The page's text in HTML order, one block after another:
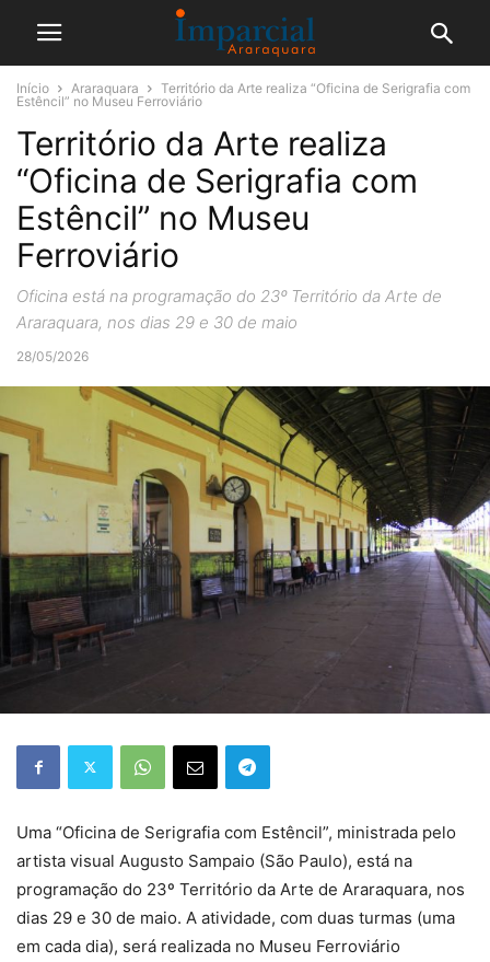
Início Araraquara
Território da Arte realiza “Oficina de Serigrafia com
Estêncil” no Museu Ferroviário
Território da Arte realiza
“Oficina de Serigrafia com
Estêncil” no Museu
Ferroviário
Oficina está na programação do 23º Território da Arte de
Araraquara, nos dias 29 e 30 de maio
28/05/2026
Uma “Oficina de Serigrafia com Estêncil”, ministrada pelo
artista visual Augusto Sampaio (São Paulo), está na
programação do 23º Território da Arte de Araraquara, nos
dias 29 e 30 de maio. A atividade, com duas turmas (uma
em cada dia), será realizada no Museu Ferroviário